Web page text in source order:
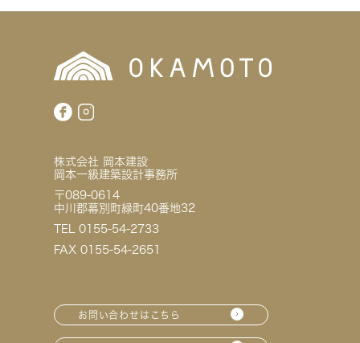
株式会社 岡本建設
岡本一級建築設計事務所
〒089-0614
中川郡幕別町緑町40番地32
TEL 0155-54-2733
FAX 0155-54-2651
お問い合わせはこちら